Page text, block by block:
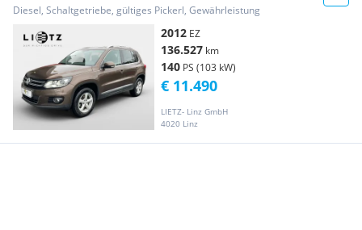
Diesel, Schaltgetriebe, gültiges Pickerl, Gewährleistung
2012 EZ
136.527 km
140 PS (103 kW)
LIETZ- Linz GmbH
4020 Linz
€ 11.490